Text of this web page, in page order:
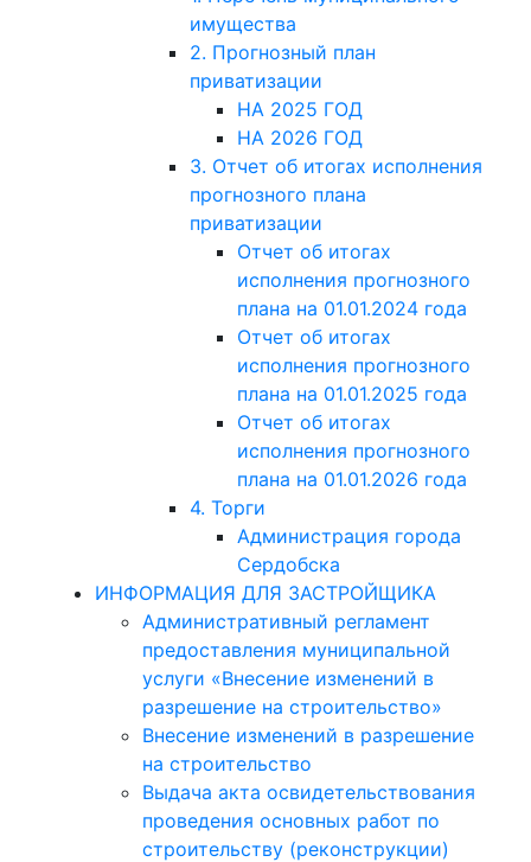
имущества
2. Прогнозный план
приватизации
НА 2025 ГОД
НА 2026 ГОД
3. Отчет об итогах исполнения
прогнозного плана
приватизации
Отчет об итогах
исполнения прогнозного
плана на 01.01.2024 года
Отчет об итогах
исполнения прогнозного
плана на 01.01.2025 года
Отчет об итогах
исполнения прогнозного
плана на 01.01.2026 года
4. Торги
Администрация города
Сердобска
ИНФОРМАЦИЯ ДЛЯ ЗАСТРОЙЩИКА
Административный регламент
предоставления муниципальной
услуги «Внесение изменений в
разрешение на строительство»
Внесение изменений в разрешение
на строительство
Выдача акта освидетельствования
проведения основных работ по
строительству (реконструкции)